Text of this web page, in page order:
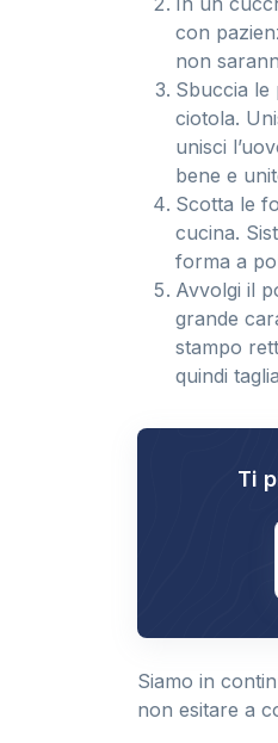
con
non
Sbuccia le
ciotola.
unisci
bene e
Scotta le
cucina.
forma a
Avvolgi il
grande
stampo
quindi
Ti
Siamo in
non esitare a